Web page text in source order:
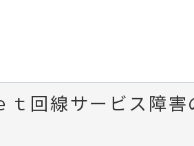
ｔ回線サービス障